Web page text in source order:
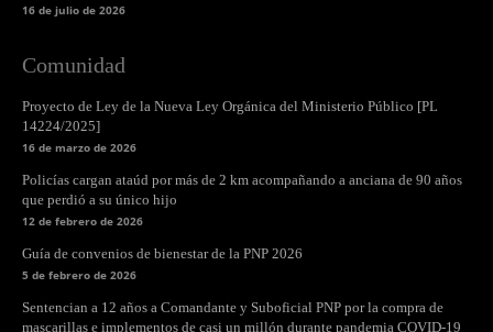
16 de julio de 2026
Comunidad
Proyecto de Ley de la Nueva Ley Orgánica del Ministerio Público [PL
14224/2025]
16 de marzo de 2026
Policías cargan ataúd por más de 2 km acompañando a anciana de 90 años
que perdió a su único hijo
12 de febrero de 2026
Guía de convenios de bienestar de la PNP 2026
5 de febrero de 2026
Sentencian a 12 años a Comandante y Suboficial PNP por la compra de
mascarillas e implementos de casi un millón durante pandemia COVID-19